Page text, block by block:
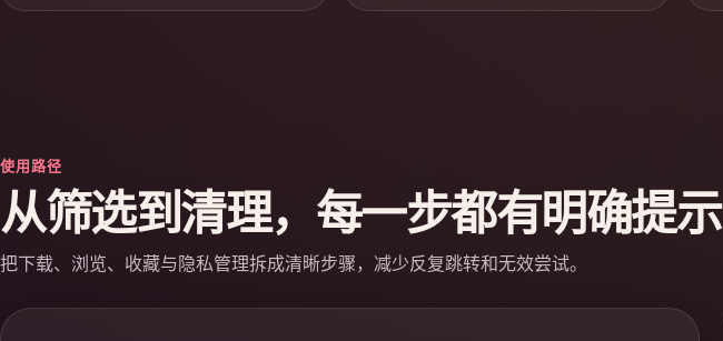
使用路径
从筛选到清理，每一步都有明确提示
把下载、浏览、收藏与隐私管理拆成清晰步骤，减少反复跳转和无效尝试。